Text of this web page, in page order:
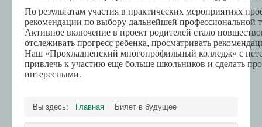
По результатам участия в практических мероприятиях
рекомендации по выбору дальнейшей профессиональной
Активное включение в проект родителей стало
отслеживать прогресс ребенка, просматривать
Наш «Прохладненский многопрофильный колледж» с
привлечь к участию еще больше школьников и сделать
интересными.
Вы здесь: Главная Билет в будущее